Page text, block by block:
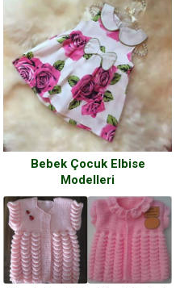
Bebek Çocuk Elbise
Modelleri